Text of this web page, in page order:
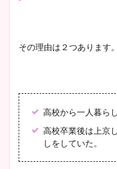
その理由は２つあります。
高校から一人暮ら
高校卒業後は上京
しをしていた。